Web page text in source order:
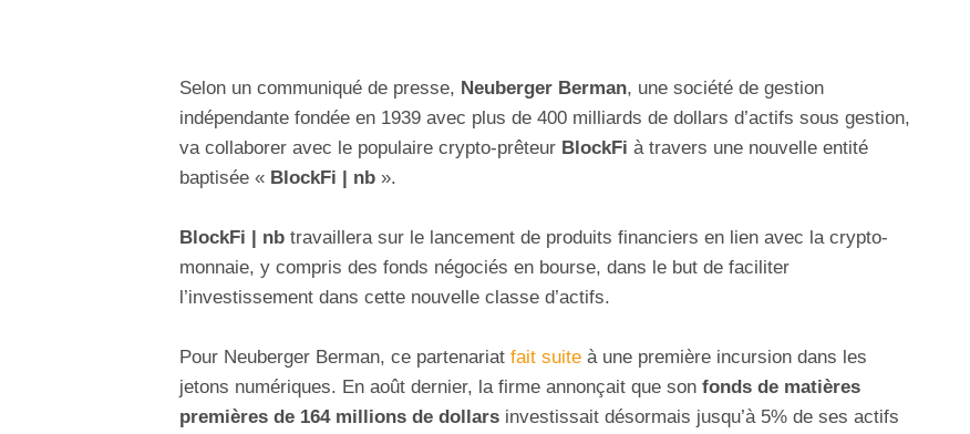
Selon un communiqué de presse, Neuberger Berman, une société de gestion
indépendante fondée en 1939 avec plus de 400 milliards de dollars d’actifs sous gestion,
va collaborer avec le populaire crypto-prêteur BlockFi à travers une nouvelle entité
baptisée « BlockFi | nb ».
BlockFi | nb travaillera sur le lancement de produits financiers en lien avec la crypto-
monnaie, y compris des fonds négociés en bourse, dans le but de faciliter
l’investissement dans cette nouvelle classe d’actifs.
Pour Neuberger Berman, ce partenariat fait suite à une première incursion dans les
jetons numériques. En août dernier, la firme annonçait que son fonds de matières
premières de 164 millions de dollars investissait désormais jusqu’à 5% de ses actifs